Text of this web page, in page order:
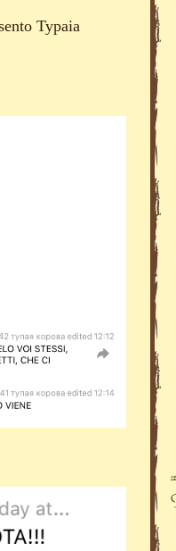
Typaia